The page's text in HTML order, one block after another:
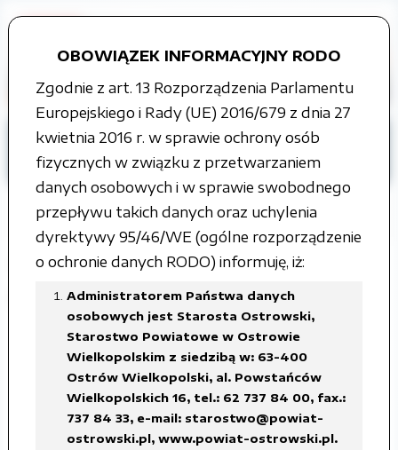
OBOWIĄZEK INFORMACYJNY RODO
Zgodnie z art. 13 Rozporządzenia Parlamentu
Europejskiego i Rady (UE) 2016/679 z dnia 27
kwietnia 2016 r. w sprawie ochrony osób
fizycznych w związku z przetwarzaniem
danych osobowych i w sprawie swobodnego
przepływu takich danych oraz uchylenia
dyrektywy 95/46/WE (ogólne rozporządzenie
o ochronie danych RODO) informuję, iż:
Administratorem Państwa danych
osobowych jest Starosta Ostrowski,
Starostwo Powiatowe w Ostrowie
Wielkopolskim z siedzibą w: 63-400
Ostrów Wielkopolski, al. Powstańców
Wielkopolskich 16, tel.: 62 737 84 00, fax.:
737 84 33, e-mail: starostwo@powiat-
ostrowski.pl, www.powiat-ostrowski.pl.
Strona główna
Tablica ogłoszeń
Rzeczy znalezione
ROK 2017
Wezwanie do odbioru depozytu -
rower
Załączone pliki
rower.pdf
Czas udostępnienia: 2017-04-25